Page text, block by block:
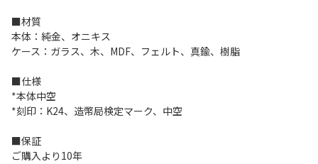
■材質
本体：純金、オニキス
ケース：ガラス、木、MDF、フェルト、真鍮、樹脂
■仕様
*本体中空
*刻印：K24、造幣局検定マーク、中空
■保証
ご購入より10年